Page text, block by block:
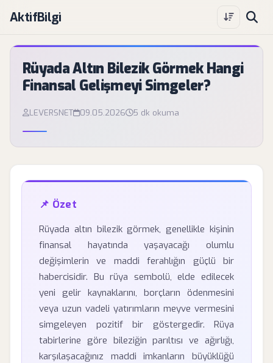
AktifBilgi
Rüyada Altın Bilezik Görmek Hangi
Finansal Gelişmeyi Simgeler?
LEVERSNET 09.05.2026 5 dk okuma
📌 Özet
Rüyada altın bilezik görmek, genellikle kişinin
finansal hayatında yaşayacağı olumlu
değişimlerin ve maddi ferahlığın güçlü bir
habercisidir. Bu rüya sembolü, elde edilecek
yeni gelir kaynaklarını, borçların ödenmesini
veya uzun vadeli yatırımların meyve vermesini
simgeleyen pozitif bir göstergedir. Rüya
tabirlerine göre bileziğin parıltısı ve ağırlığı,
karşılaşacağınız maddi imkanların büyüklüğü